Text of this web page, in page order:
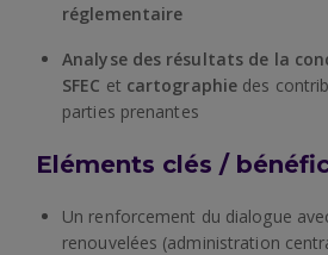
réglementaire
Analyse des résultats de la
SFEC et cartographie des
parties prenantes
Eléments clés /
Un renforcement du dialogue
renouvelées (administration